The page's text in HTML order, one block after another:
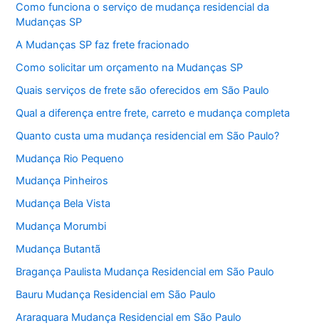
Como funciona o serviço de mudança residencial da
Mudanças SP
A Mudanças SP faz frete fracionado
Como solicitar um orçamento na Mudanças SP
Quais serviços de frete são oferecidos em São Paulo
Qual a diferença entre frete, carreto e mudança completa
Quanto custa uma mudança residencial em São Paulo?
Mudança Rio Pequeno
Mudança Pinheiros
Mudança Bela Vista
Mudança Morumbi
Mudança Butantã
Bragança Paulista Mudança Residencial em São Paulo
Bauru Mudança Residencial em São Paulo
Araraquara Mudança Residencial em São Paulo